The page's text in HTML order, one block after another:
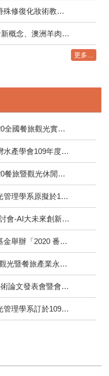
時尚美容應用系舉辦「特殊修復化妝術教師研習營」
餐旅管理系--「廚房設計新概念、澳洲羊肉半屠體分切與泰國廚藝示範研習會」
更多...
德霖科技大學舉辦「2020全國餐旅觀光實務研討會」。
國立成功大學舉辦「台灣水產學會109年度學術論文發表會」更改為線上辦理。
台灣首府大學舉辦「2020餐旅暨觀光休閒產業創新發展研討會」。
國立嘉義大學行銷與觀光管理學系原擬於109年5月23日(六)所舉辦之「2020觀光與休閒學術論壇暨研討會」將停止舉辦
「2020 銘傳觀光國際研討會-AI大未來創新餐旅、觀光、休閒產業」延長徵稿。
財團法人農友社會福利基金舉辦「2020 番茄創意蔬食料理競賽」
南臺科大舉辦「2020 年觀光暨餐旅產業永續發展學術研討會」
台灣水產學會109年度學術論文發表會暨會員大會為因應「新型冠狀病毒」疫情，延期至本（109）年3月14日（星期六）辦理
國立嘉義大學行銷與觀光管理學系訂於109年5月23日(六)舉辦「2020觀光與休閒學術論壇暨研討會」